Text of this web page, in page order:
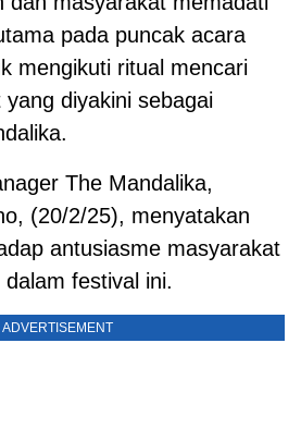
pada puncak acara
mengikuti ritual mencari
diyakini sebagai
The Mandalika,
(20/2/25), menyatakan
antusiasme masyarakat
festival ini.
ADVERTISEMENT